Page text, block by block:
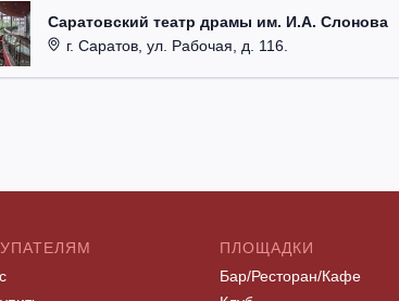
Саратовский театр драмы им. И.А. Слонова
г. Саратов, ул. Рабочая, д. 116.
ПЛОЩАДКИ
Бар/Ресторан/Кафе